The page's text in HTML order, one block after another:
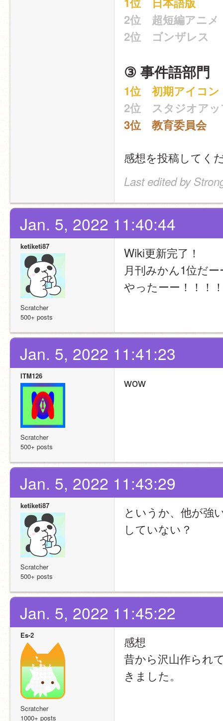
2位　超短編アニメ
2位　ゴンザレス
③ 事件語部門
1位　初期アイコン
2位　スタジオア
3位　教育委員会
感想を投稿してく
Last edited by
Jan. 5, 2022 11:40:44
ketiketi87
Scratcher
500+ posts
Wiki更新完了！
月刊みかん1位だ
やったーー！！！
Jan. 5, 2022 11:41:23
ITM126
Scratcher
500+ posts
wow
Jan. 5, 2022 11:43:29
ketiketi87
Scratcher
500+ posts
というか、他が強
していない？
Jan. 5, 2022 11:45:22
Es-2
Scratcher
1000+ posts
感想
昔から沢山作られ
きました。